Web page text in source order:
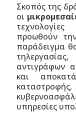
Σκοπός της
οι
προωθούν
παράδειγμα
αντιγράφων
και
υπηρεσίες